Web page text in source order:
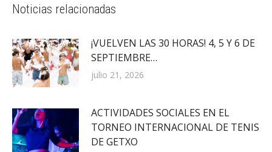
Noticias relacionadas
¡VUELVEN LAS 30 HORAS! 4, 5 Y 6 DE
SEPTIEMBRE…
julio 21, 2026
ACTIVIDADES SOCIALES EN EL
TORNEO INTERNACIONAL DE TENIS
DE GETXO